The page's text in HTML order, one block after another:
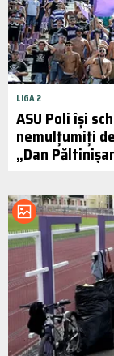
LIGA 2
ASU Poli își
nemulțumiți
„Dan